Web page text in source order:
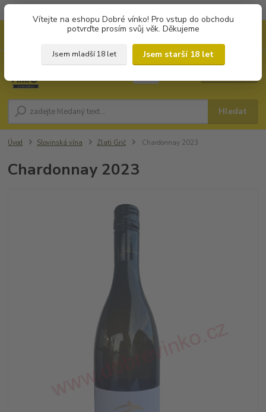
Vítejte na eshopu Dobré vínko! Pro vstup do obchodu
potvrďte prosím svůj věk. Děkujeme
Jsem mladší 18 let
Jsem starší 18 let
Hledat
Úvod Slovinská vína Zlati Grič Chardonnay 2023
Chardonnay 2023